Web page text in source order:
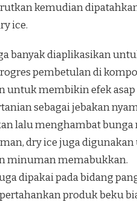
kemudian
ice.
banyak diaplikasikan
pembetulan di
untuk membikin efek asap
sebagai jebakan
lalu menghambat bunga
dry ice juga
minuman memabukkan.
dipakai pada bidang
produk beku